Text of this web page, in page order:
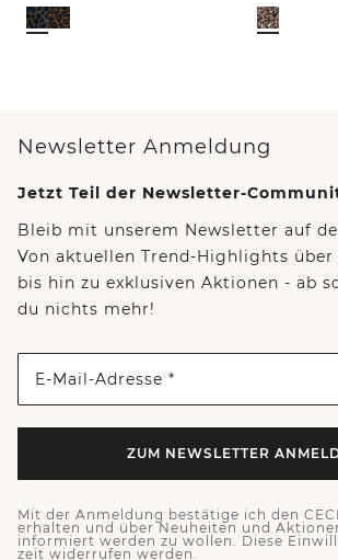
Newsletter Anmeldung
Jetzt Teil der Newsletter-
Bleib mit unserem Newsletter auf
Von aktuellen Trend-Highlights
bis hin zu exklusiven Aktionen - ab
du nichts mehr!
E-Mail-Adresse *
ZUM NEWSLETTER
Mit der Anmeldung bestätige ich den
erhalten und über Neuheiten und
informiert werden zu wollen. Diese
zeit widerrufen werden.